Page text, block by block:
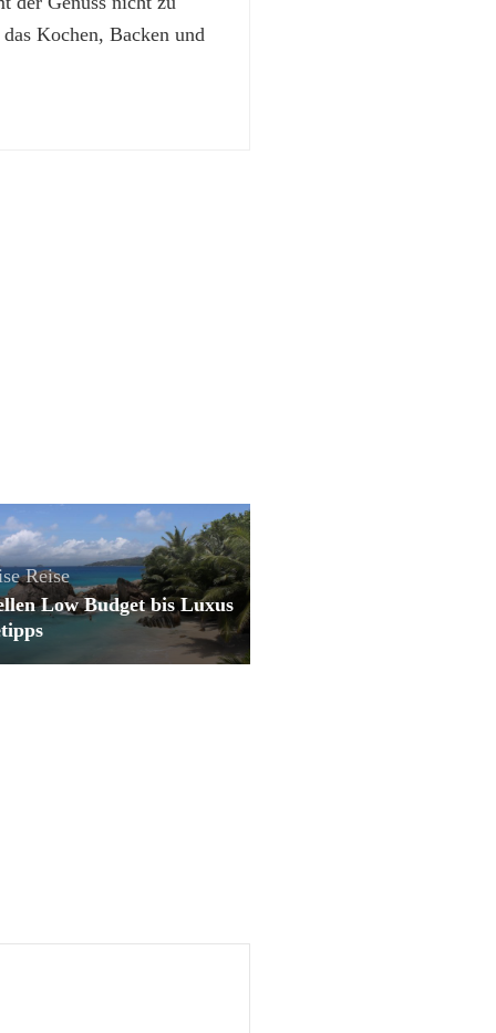
Kochen, Backen und
Reise
Low Budget bis Luxus